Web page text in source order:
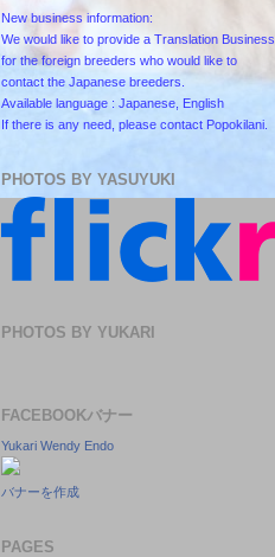
New business information:
We would like to provide a Translation Business
for the foreign breeders who would like to
contact the Japanese breeders.
Available language : Japanese, English
If there is any need, please contact Popokilani.
PHOTOS BY YASUYUKI
PHOTOS BY YUKARI
FACEBOOKバナー
Yukari Wendy Endo
バナーを作成
PAGES